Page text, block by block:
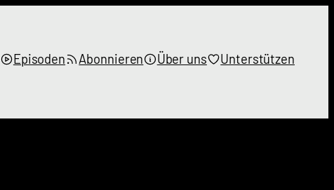
Episoden Abonnieren Über uns Unterstützen